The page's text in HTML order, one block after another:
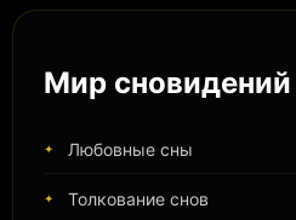
Мир сновидений
Любовные сны
Толкование снов